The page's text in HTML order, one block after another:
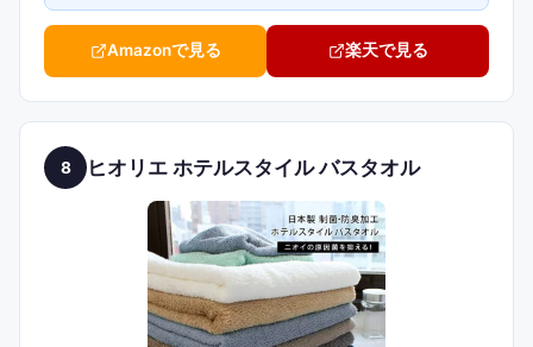
Amazonで見る 楽天で見る
8 ヒオリエ ホテルスタイル バスタオル